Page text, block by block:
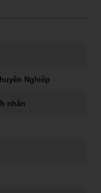
Nghiêp
nhân